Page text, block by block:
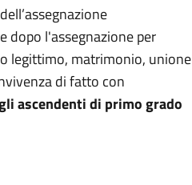
dopo l'assegnazione per
legittimo, matrimonio, unione
di fatto con
ascendenti di primo grado